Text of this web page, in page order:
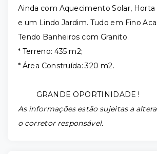
Ainda com Aquecimento Solar, Horta
e um Lindo Jardim. Tudo em Fino
Tendo Banheiros com Granito.
* Terreno: 435 m2;
* Área Construída: 320 m2.
GRANDE OPORTINIDADE !
As informações estão sujeitas a
o corretor responsável.